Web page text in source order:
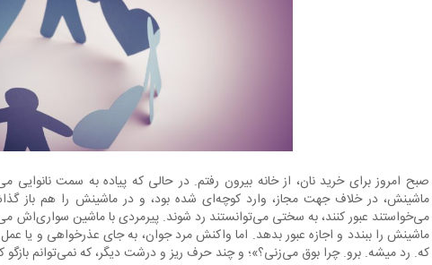
صبح امروز برای خرید نان، از خانه بیرون رفتم. در حالی که پیاده به سمت نانوایی
ماشینش، در خلاف جهت مجاز، وارد کوچه‌ای شده بود، و در ماشینش را هم باز
می‌خواستند عبور کنند، به سختی می‌توانستند رد شوند. پیرمردی با ماشین سواری‌اش
ماشینش را ببندد و اجازه عبور بدهد. اما واکنش مرد جوان، به جای عذرخواهی و یا
که. رد میشه. برو. چرا بوق می‌زنی؟»؛ و چند حرف ریز و درشت دیگر، که نمی‌توانم بازگو